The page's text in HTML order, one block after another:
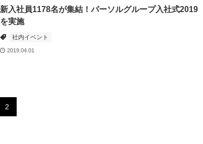
新入社員1178名が集結！パーソルグループ入社式2019
を実施
社内イベント
2019.04.01
2